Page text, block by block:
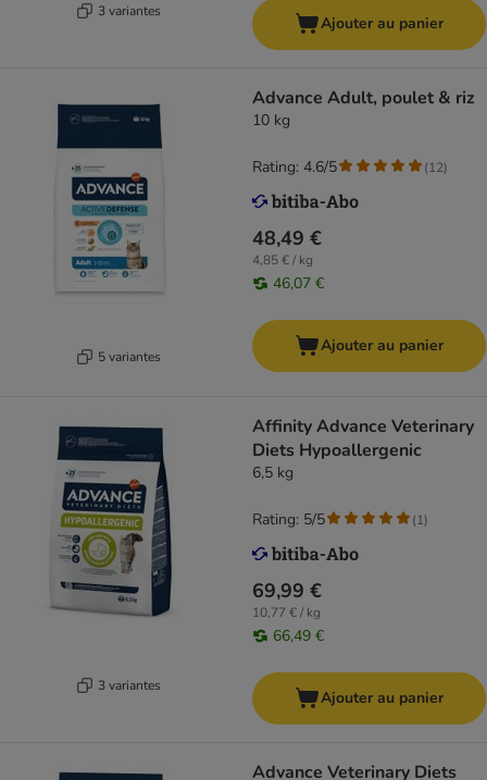
3 variantes
Ajouter au panier
5 variantes
Advance Adult, poulet & riz
10 kg
48,49 €
4,85 € / kg
46,07 €
Rating: 4.6/5 (12)
Ajouter au panier
3 variantes
Affinity Advance Veterinary
Diets Hypoallergenic
6,5 kg
69,99 €
10,77 € / kg
66,49 €
Rating: 5/5 (1)
Ajouter au panier
Advance Veterinary Diets